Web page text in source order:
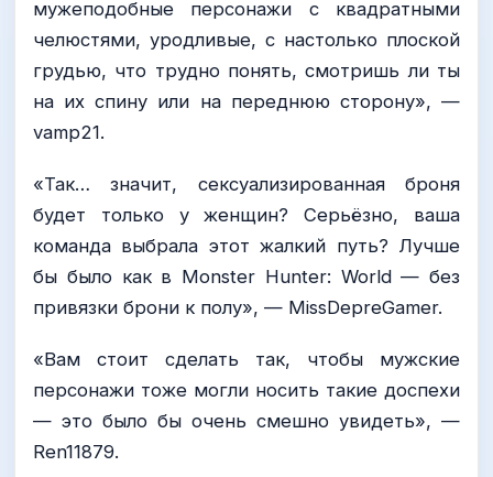
мужеподобные персонажи с квадратными
челюстями, уродливые, с настолько плоской
грудью, что трудно понять, смотришь ли ты
на их спину или на переднюю сторону», —
vamp21.
«Так… значит, сексуализированная броня
будет только у женщин? Серьёзно, ваша
команда выбрала этот жалкий путь? Лучше
бы было как в Monster Hunter: World — без
привязки брони к полу», — MissDepreGamer.
«Вам стоит сделать так, чтобы мужские
персонажи тоже могли носить такие доспехи
— это было бы очень смешно увидеть», —
Ren11879.